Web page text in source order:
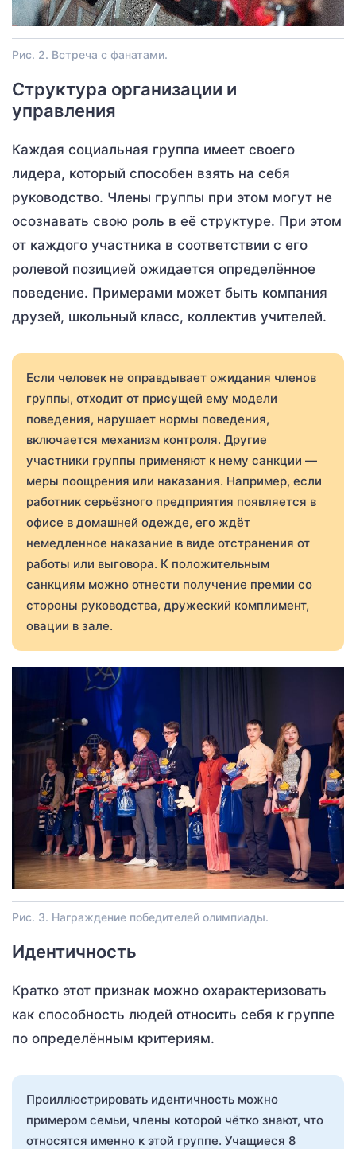
Рис. 2. Встреча с фанатами.
Структура организации и
управления
Каждая социальная группа имеет своего
лидера, который способен взять на себя
руководство. Члены группы при этом могут не
осознавать свою роль в её структуре. При этом
от каждого участника в соответствии с его
ролевой позицией ожидается определённое
поведение. Примерами может быть компания
друзей, школьный класс, коллектив учителей.
Если человек не оправдывает ожидания членов
группы, отходит от присущей ему модели
поведения, нарушает нормы поведения,
включается механизм контроля. Другие
участники группы применяют к нему санкции —
меры поощрения или наказания. Например, если
работник серьёзного предприятия появляется в
офисе в домашней одежде, его ждёт
немедленное наказание в виде отстранения от
работы или выговора. К положительным
санкциям можно отнести получение премии со
стороны руководства, дружеский комплимент,
овации в зале.
Рис. 3. Награждение победителей олимпиады.
Идентичность
Кратко этот признак можно охарактеризовать
как способность людей относить себя к группе
по определённым критериям.
Проиллюстрировать идентичность можно
примером семьи, члены которой чётко знают, что
относятся именно к этой группе. Учащиеся 8